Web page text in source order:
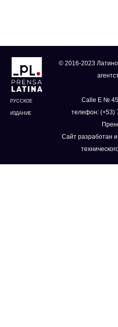
РУССКОЕ
ИЗДАНИЕ
© 2016-2023
Calle E №
телефон: (+53)
Сайт разработан